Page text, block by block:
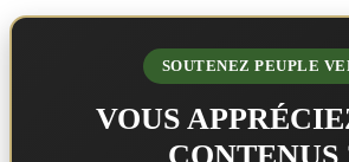
SOUTENEZ PEUPLE
VOUS
CONTENUS